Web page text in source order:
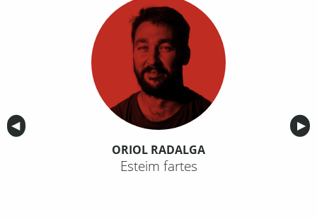
Anterior
◀︎ ▶︎
ORIOL RADALGA
Esteim fartes